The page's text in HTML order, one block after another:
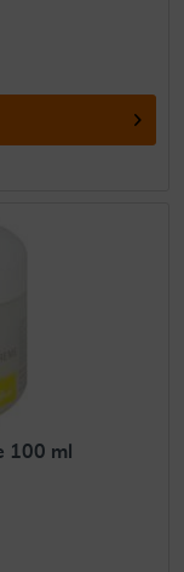
100 ml